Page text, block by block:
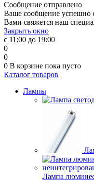
Сообщение отправлено
Ваше сообщение успешно
Вами свяжется наш
Закрыть окно
с 11:00 до 19:00
0
0
0 В корзине пока пусто
Каталог товаров
Лампы
Лампа